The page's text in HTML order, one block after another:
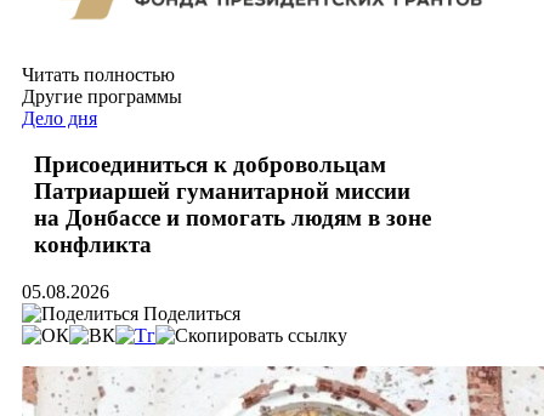
Читать полностью
Другие программы
Дело дня
Присоединиться к добровольцам
Патриаршей гуманитарной миссии
на Донбассе и помогать людям в зоне
конфликта
05.08.2026
Поделиться